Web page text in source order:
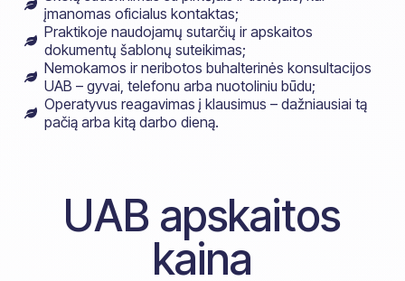
įmanomas oficialus kontaktas;
Praktikoje naudojamų sutarčių ir apskaitos
dokumentų šablonų suteikimas;
Nemokamos ir neribotos buhalterinės konsultacijos
UAB – gyvai, telefonu arba nuotoliniu būdu;
Operatyvus reagavimas į klausimus – dažniausiai tą
pačią arba kitą darbo dieną.
UAB apskaitos
kaina